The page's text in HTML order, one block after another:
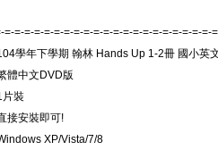
=-=-=-=-=-=-=-=-=-=-=-=-=-=-=-=-=-=-=-=-=-
學年下學期 翰林 Hands Up 1-2冊 國小英
體中文DVD版
片裝
接安裝即可!
XP/Vista/7/8